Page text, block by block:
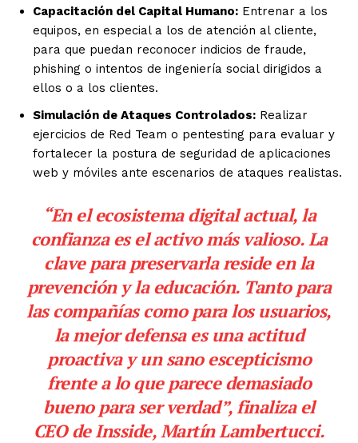
Capacitación del Capital Humano: Entrenar a los
equipos, en especial a los de atención al cliente,
para que puedan reconocer indicios de fraude,
phishing o intentos de ingeniería social dirigidos a
ellos o a los clientes.
Simulación de Ataques Controlados: Realizar
ejercicios de Red Team o pentesting para evaluar y
fortalecer la postura de seguridad de aplicaciones
web y móviles ante escenarios de ataques realistas.
“En el ecosistema digital actual, la
confianza es el activo más valioso. La
clave para preservarla reside en la
prevención y la educación. Tanto para
las compañías como para los usuarios,
la mejor defensa es una actitud
proactiva y un sano escepticismo
frente a lo que parece demasiado
bueno para ser verdad”, finaliza el
CEO de Insside, Martín Lambertucci.